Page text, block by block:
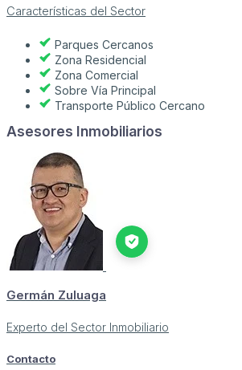
Características del Sector
Parques Cercanos
Zona Residencial
Zona Comercial
Sobre Vía Principal
Transporte Público Cercano
Asesores Inmobiliarios
Germán Zuluaga
Experto del Sector Inmobiliario
Contacto